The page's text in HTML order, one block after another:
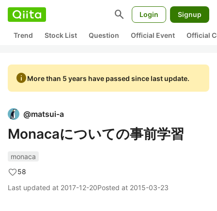
search Login Signup
Trend Stock List Question Official Event Official
infoMore than 5 years have passed since last update.
@matsui-a
Monacaについての事前学習
monaca
58
Last updated at 2017-12-20Posted at 2015-03-23